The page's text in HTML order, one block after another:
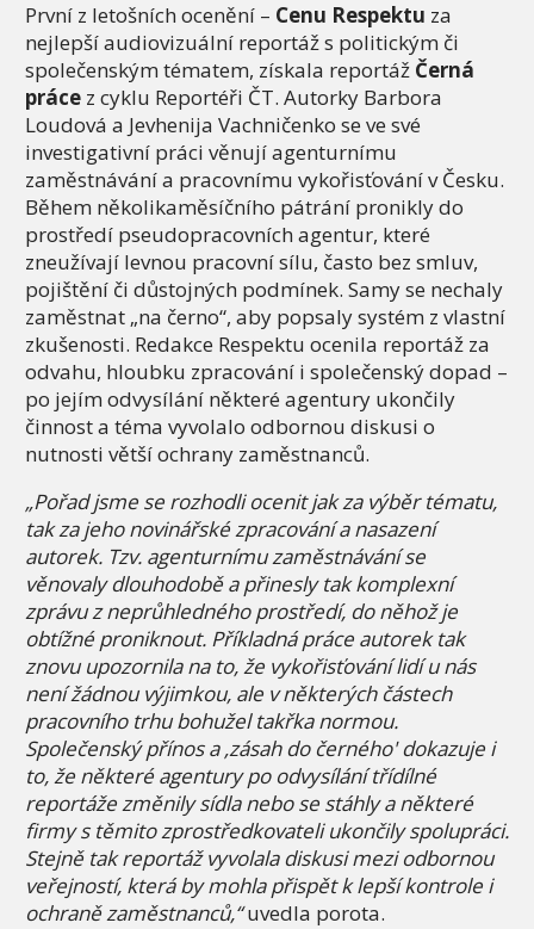
První z letošních ocenění – Cenu Respektu za
nejlepší audiovizuální reportáž s politickým či
společenským tématem, získala reportáž Černá
práce z cyklu Reportéři ČT. Autorky Barbora
Loudová a Jevhenija Vachničenko se ve své
investigativní práci věnují agenturnímu
zaměstnávání a pracovnímu vykořisťování v Česku.
Během několikaměsíčního pátrání pronikly do
prostředí pseudopracovních agentur, které
zneužívají levnou pracovní sílu, často bez smluv,
pojištění či důstojných podmínek. Samy se nechaly
zaměstnat „na černo“, aby popsaly systém z vlastní
zkušenosti. Redakce Respektu ocenila reportáž za
odvahu, hloubku zpracování i společenský dopad –
po jejím odvysílání některé agentury ukončily
činnost a téma vyvolalo odbornou diskusi o
nutnosti větší ochrany zaměstnanců.
„Pořad jsme se rozhodli ocenit jak za výběr tématu,
tak za jeho novinářské zpracování a nasazení
autorek. Tzv. agenturnímu zaměstnávání se
věnovaly dlouhodobě a přinesly tak komplexní
zprávu z neprůhledného prostředí, do něhož je
obtížné proniknout. Příkladná práce autorek tak
znovu upozornila na to, že vykořisťování lidí u nás
není žádnou výjimkou, ale v některých částech
pracovního trhu bohužel takřka normou.
Společenský přínos a ‚zásah do černého' dokazuje i
to, že některé agentury po odvysílání třídílné
reportáže změnily sídla nebo se stáhly a některé
firmy s těmito zprostředkovateli ukončily spolupráci.
Stejně tak reportáž vyvolala diskusi mezi odbornou
veřejností, která by mohla přispět k lepší kontrole i
ochraně zaměstnanců,“uvedla porota.